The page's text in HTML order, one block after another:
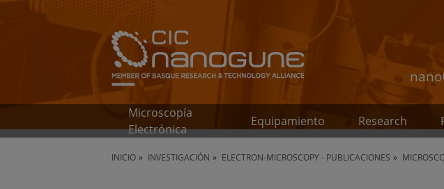
Microscopía
Electrónica
Equipamiento Research
INICIO INVESTIGACIÓN ELECTRON-MICROSCOPY - PUBLICACIONES